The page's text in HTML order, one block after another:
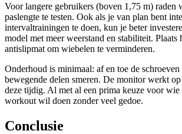
Voor langere gebruikers (boven 1,75 m) raden
paslengte te testen. Ook als je van plan bent
intervaltrainingen te doen, kun je beter
model met meer weerstand en stabiliteit. Plaats
antislipmat om wiebelen te verminderen.
Onderhoud is minimaal: af en toe de
bewegende delen smeren. De monitor werkt
deze tijdig. Al met al een prima keuze voor wie
workout wil doen zonder veel gedoe.
Conclusie